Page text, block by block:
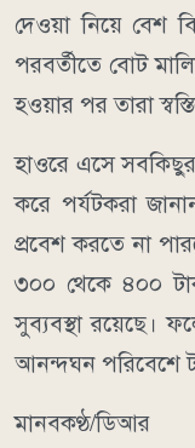
দেওয়া নিয়ে বেশ
পরবর্তীতে বোট
হওয়ার পর তারা
​হাওরে এসে সবকিছুর
করে পর্যটকরা
প্রবেশ করতে না
৩০০ থেকে ৪০০
সুব্যবস্থা রয়েছে।
আনন্দঘন পরিবেশে
মানবকণ্ঠ/ডিআর